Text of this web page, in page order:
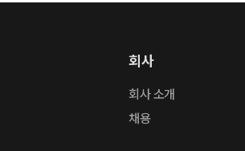
회사
회사 소개
채용